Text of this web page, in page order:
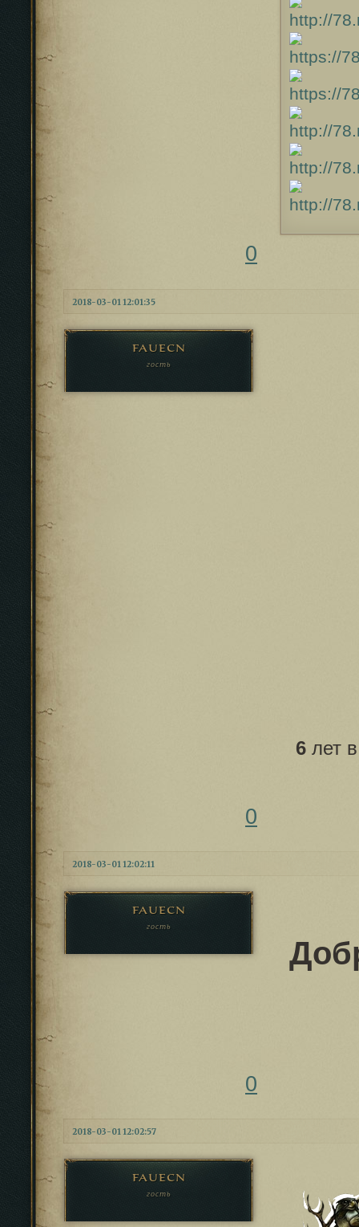
0
2018-03-01 12:01:35
fauecn
гость
6лет
0
2018-03-01 12:02:11
fauecn
гость
0
2018-03-01 12:02:57
fauecn
гость